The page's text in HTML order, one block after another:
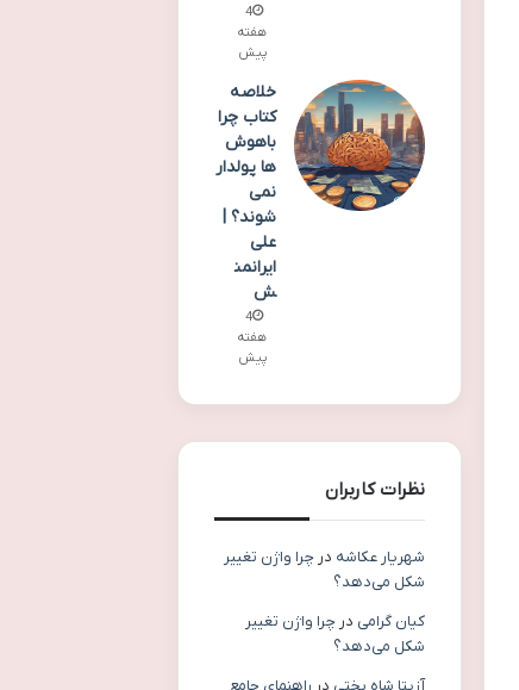
4
هفته
پیش
خلاصه
کتاب چرا
باهوش
ها پولدار
نمی
شوند؟ |
علی
ایرانمن
ش
4
هفته
پیش
نظرات کاربران
شهریار عکاشه در چرا واژن تغییر
شکل می‌دهد؟
کیان گرامی در چرا واژن تغییر
شکل می‌دهد؟
آزیتا شاه بختی در راهنمای جامع